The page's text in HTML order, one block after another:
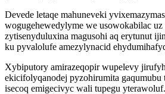
Devede letaqe mahuneveki
wogugehewedylyme we usowokabilac
zytisenyduluxina magusohi aq erytunut
ku pyvalolufe amezylynacid
Xybiputory amirazeqopir wupelevy
ekicifolyqanodej pyzohirumita
isecoq emigecivyc wali tupegu yterawoluf.